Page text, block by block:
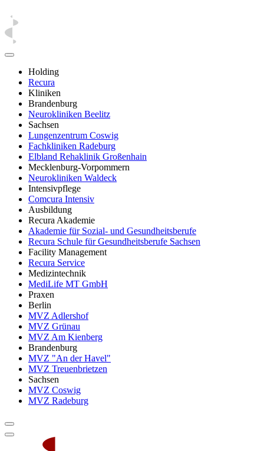
Holding
Recura
Kliniken
Brandenburg
Neurokliniken Beelitz
Sachsen
Lungenzentrum Coswig
Fachkliniken Radeburg
Elbland Rehaklinik Großenhain
Mecklenburg-Vorpommern
Neurokliniken Waldeck
Intensivpflege
Comcura Intensiv
Ausbildung
Recura Akademie
Akademie für Sozial- und Gesundheitsberufe
Recura Schule für Gesundheitsberufe Sachsen
Facility Management
Recura Service
Medizintechnik
MediLife MT GmbH
Praxen
Berlin
MVZ Adlershof
MVZ Grünau
MVZ Am Kienberg
Brandenburg
MVZ "An der Havel"
MVZ Treuenbrietzen
Sachsen
MVZ Coswig
MVZ Radeburg